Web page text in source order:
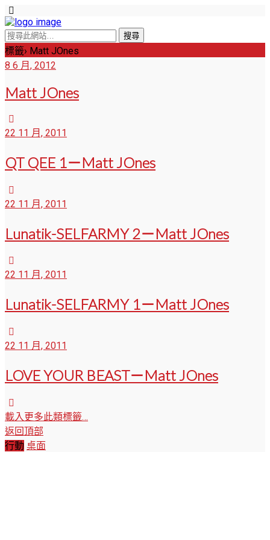
標籤› Matt JOnes
8 6 月, 2012
Matt JOnes
22 11 月, 2011
QT QEE 1－Matt JOnes
22 11 月, 2011
Lunatik-SELFARMY 2－Matt JOnes
22 11 月, 2011
Lunatik-SELFARMY 1－Matt JOnes
22 11 月, 2011
LOVE YOUR BEAST－Matt JOnes
載入更多此類標籤…
返回頂部
行動 桌面